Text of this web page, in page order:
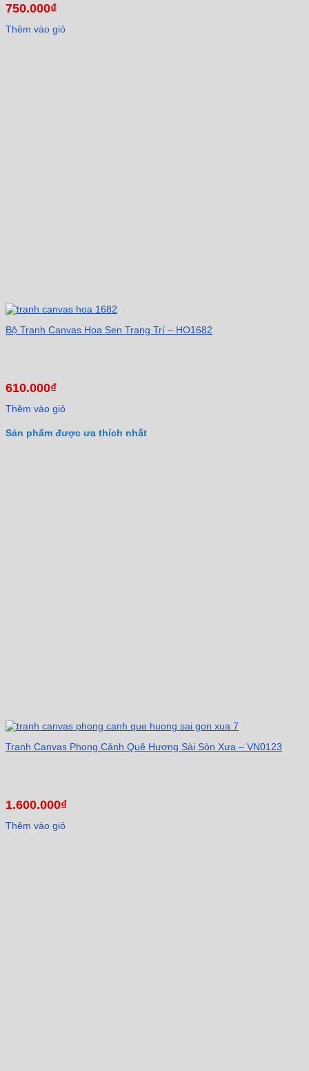
750.000₫
Thêm vào giỏ
Bộ Tranh Canvas Hoa Sen Trang Trí – HO1682
610.000₫
Thêm vào giỏ
Sản phẩm được ưa thích nhất
Tranh Canvas Phong Cảnh Quê Hương Sài Sòn Xưa – VN0123
1.600.000₫
Thêm vào giỏ